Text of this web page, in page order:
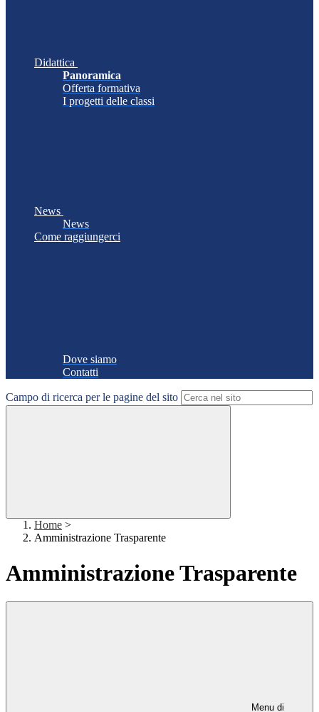
Didattica
Panoramica
Offerta formativa
I progetti delle classi
News
News
Come raggiungerci
Dove siamo
Contatti
Campo di ricerca per le pagine del sito
Home >
Amministrazione Trasparente
Amministrazione Trasparente
Menu di